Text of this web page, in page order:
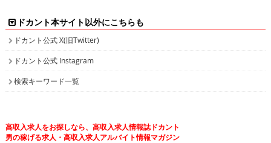
ドカント本サイト以外にこちらも
ドカント公式 X(旧Twitter)
ドカント公式 Instagram
検索キーワード一覧
高収入求人をお探しなら、高収入求人情報誌ドカント
男の稼げる求人・高収入求人アルバイト情報マガジン